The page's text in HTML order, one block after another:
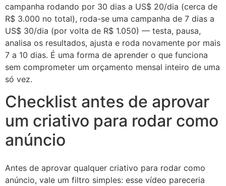
campanha rodando por 30 dias a US$ 20/dia (cerca de
R$ 3.000 no total), roda-se uma campanha de 7 dias a
US$ 30/dia (por volta de R$ 1.050) — testa, pausa,
analisa os resultados, ajusta e roda novamente por mais
7 a 10 dias. É uma forma de aprender o que funciona
sem comprometer um orçamento mensal inteiro de uma
só vez.
Checklist antes de aprovar
um criativo para rodar como
anúncio
Antes de aprovar qualquer criativo para rodar como
anúncio, vale um filtro simples: esse vídeo pareceria